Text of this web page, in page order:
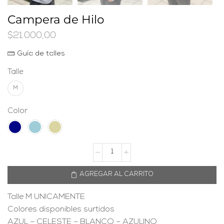
Campera de Hilo
$21.000,00
Guía de talles
Talle
M
Color
AGREGAR AL CARRITO
Talle M UNICAMENTE
Colores disponibles surtidos
AZUL – CELESTE – BLANCO – AZULINO